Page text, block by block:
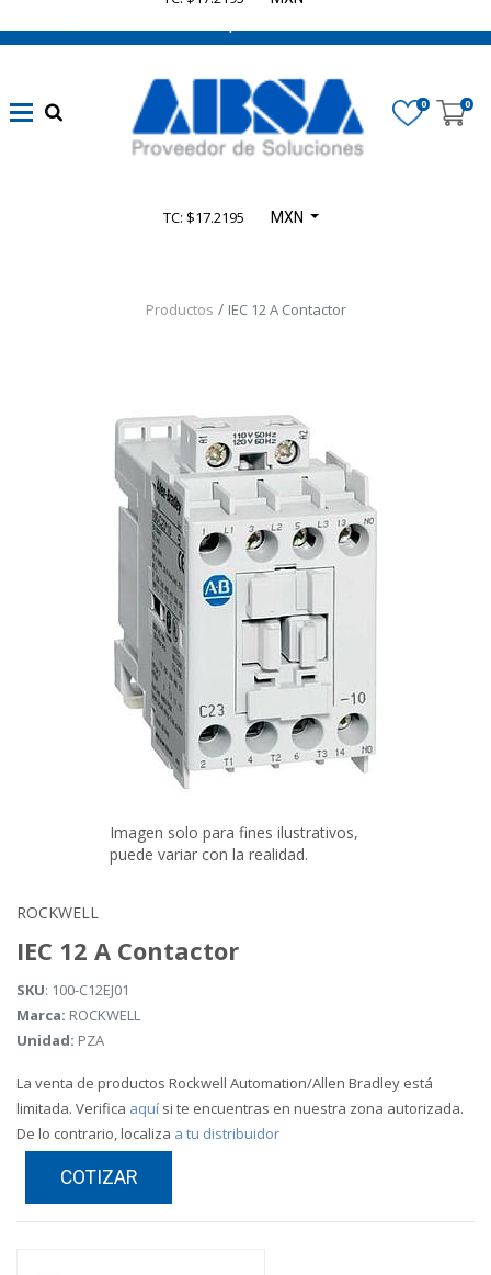
0 0
TC: $17.2195 MXN
Productos IEC 12 A Contactor
Imagen solo para fines ilustrativos,
puede variar con la realidad.
ROCKWELL
IEC 12 A Contactor
SKU: 100-C12EJ01
Marca: ROCKWELL
Unidad: PZA
La venta de productos Rockwell Automation/Allen Bradley está
limitada. Verifica aquí si te encuentras en nuestra zona autorizada.
De lo contrario, localiza a tu distribuidor
COTIZAR